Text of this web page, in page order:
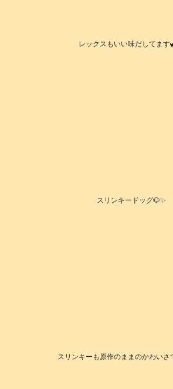
レックスもいい味だしてます
スリンキードッグ🐶✨
スリンキーも原作のままのかわいさ